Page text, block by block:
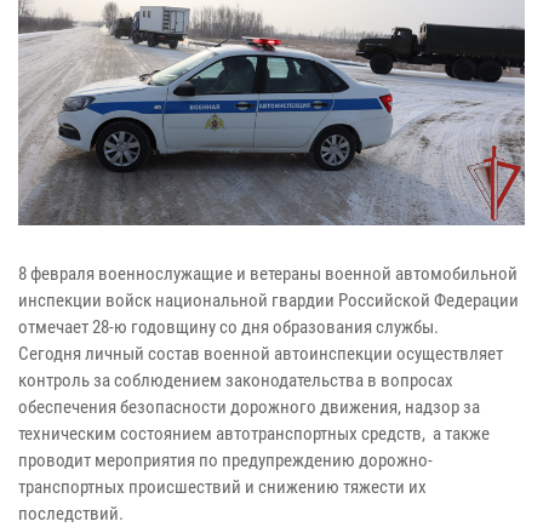
8 февраля военнослужащие и ветераны военной автомобильной
инспекции войск национальной гвардии Российской Федерации
отмечает 28-ю годовщину со дня образования службы.
Сегодня личный состав военной автоинспекции осуществляет
контроль за соблюдением законодательства в вопросах
обеспечения безопасности дорожного движения, надзор за
техническим состоянием автотранспортных средств, а также
проводит мероприятия по предупреждению дорожно-
транспортных происшествий и снижению тяжести их
последствий.